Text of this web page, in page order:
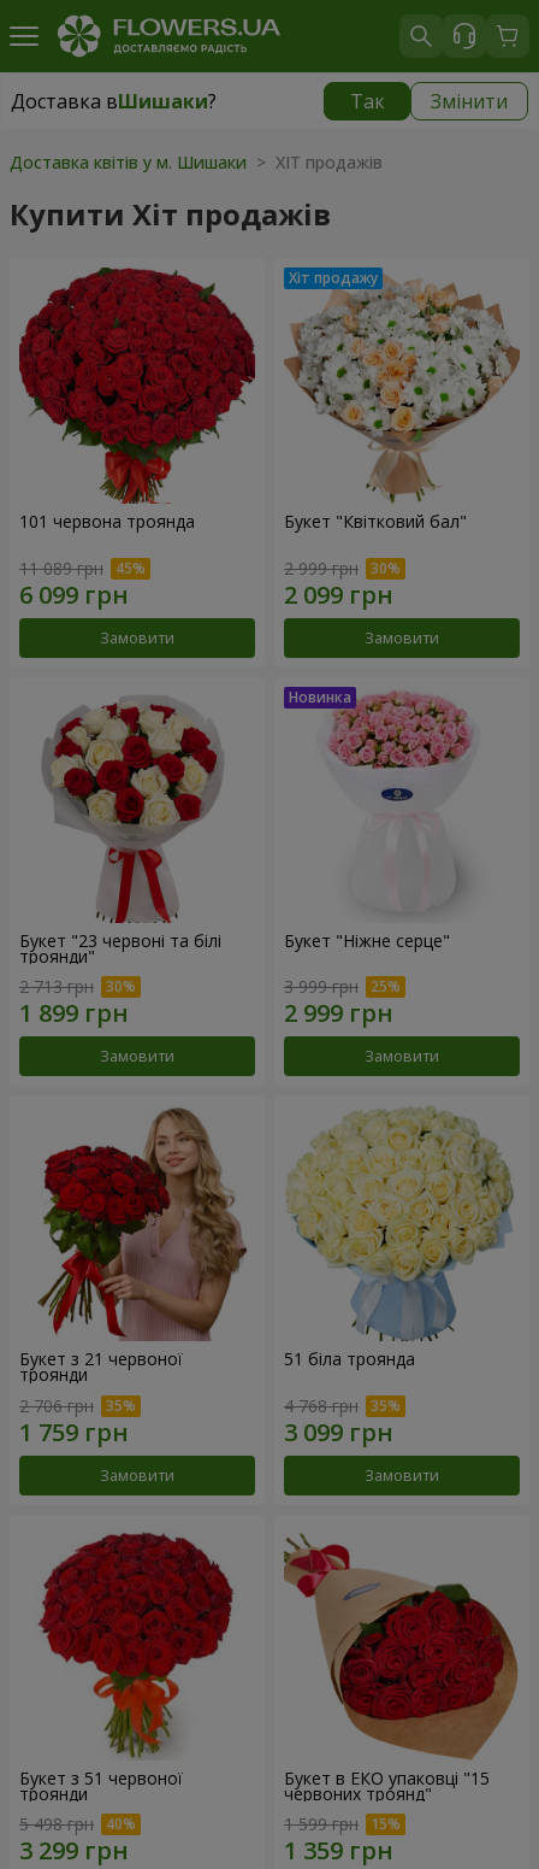
Доставка вШишаки? Так Змінити
Доставка вШишаки|
Доставка квітів у м. Шишаки > ХІТ продажів
Купити Хіт продажів
101 червона троянда
11 089 грн
Замовити
Букет "Квітковий бал"
2 999 грн
Замовити
Букет "23 червоні та білі
троянди"
2 713 грн
Замовити
Букет "Ніжне серце"
3 999 грн
Замовити
Букет з 21 червоної
троянди
2 706 грн
Замовити
51 біла троянда
4 768 грн
Замовити
Букет з 51 червоної
троянди
5 498 грн
Букет в ЕКО упаковці "15
червоних троянд"
1 599 грн